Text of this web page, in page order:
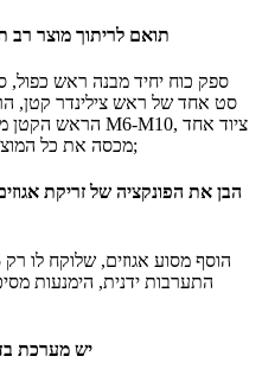
תואם לריתוך מוצר
ספק כוח יחיד מבנה ראש כפול,
סט אחד של ראש צילינדר קטן,
מכסה את כל המוצרים לעמוד בתקציב ההשקעות;
הבן את הפונקציה של זריקת
התערבות ידנית, הימנעות
יש מערכת